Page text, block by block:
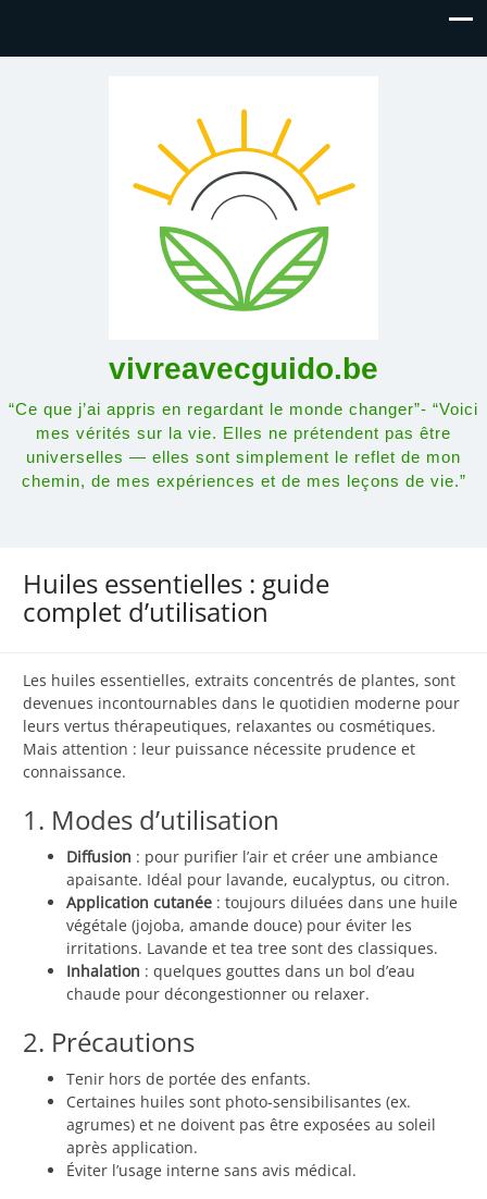
vivreavecguido.be
“Ce que j’ai appris en regardant le monde changer”- “Voici
mes vérités sur la vie. Elles ne prétendent pas être
universelles — elles sont simplement le reflet de mon
chemin, de mes expériences et de mes leçons de vie.”
Huiles essentielles : guide
complet d’utilisation
Les huiles essentielles, extraits concentrés de plantes, sont
devenues incontournables dans le quotidien moderne pour
leurs vertus thérapeutiques, relaxantes ou cosmétiques.
Mais attention : leur puissance nécessite prudence et
connaissance.
1. Modes d’utilisation
Diffusion : pour purifier l’air et créer une ambiance
apaisante. Idéal pour lavande, eucalyptus, ou citron.
Application cutanée : toujours diluées dans une huile
végétale (jojoba, amande douce) pour éviter les
irritations. Lavande et tea tree sont des classiques.
Inhalation : quelques gouttes dans un bol d’eau
chaude pour décongestionner ou relaxer.
2. Précautions
Tenir hors de portée des enfants.
Certaines huiles sont photo-sensibilisantes (ex.
agrumes) et ne doivent pas être exposées au soleil
après application.
Éviter l’usage interne sans avis médical.